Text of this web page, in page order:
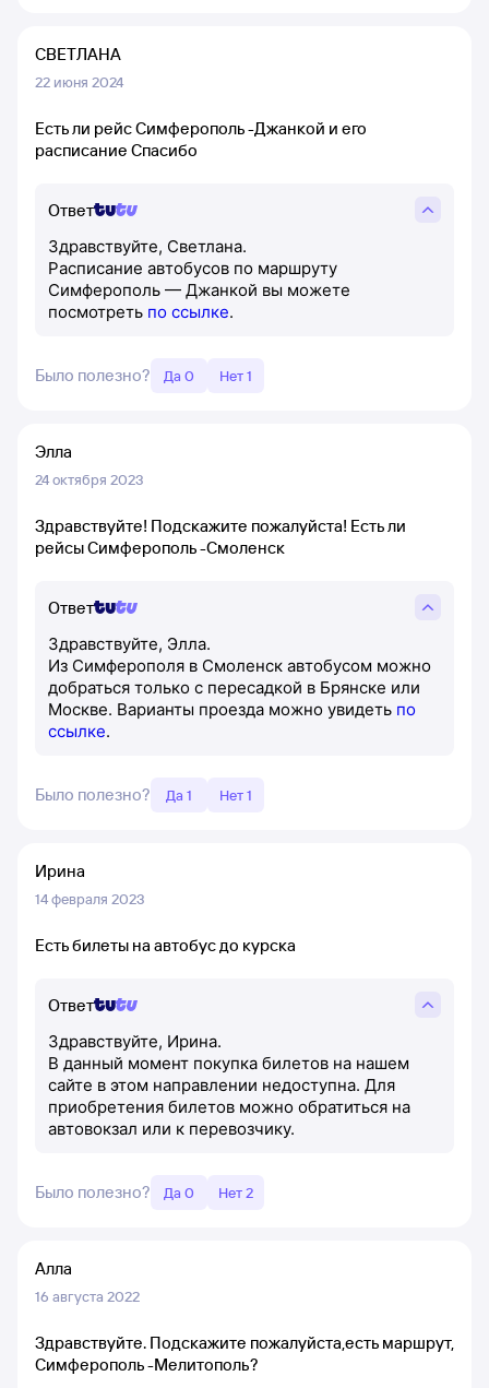
СВЕТЛАНА
22 июня 2024
Есть ли рейс Симферополь -Джанкой и его
расписание Спасибо
Ответ
Здравствуйте, Светлана.
Расписание автобусов по маршруту
Симферополь — Джанкой вы можете
посмотреть по ссылке.
Было полезно? Да 0 Нет 1
Элла
24 октября 2023
Здравствуйте! Подскажите пожалуйста! Есть ли
рейсы Симферополь -Смоленск
Ответ
Здравствуйте, Элла.
Из Симферополя в Смоленск автобусом можно
добраться только с пересадкой в Брянске или
Москве. Варианты проезда можно увидеть по
ссылке.
Было полезно? Да 1 Нет 1
Ирина
14 февраля 2023
Есть билеты на автобус до курска
Ответ
Здравствуйте, Ирина.
В данный момент покупка билетов на нашем
сайте в этом направлении недоступна. Для
приобретения билетов можно обратиться на
автовокзал или к перевозчику.
Было полезно? Да 0 Нет 2
Алла
16 августа 2022
Здравствуйте. Подскажите пожалуйста,есть маршрут,
Симферополь -Мелитополь?